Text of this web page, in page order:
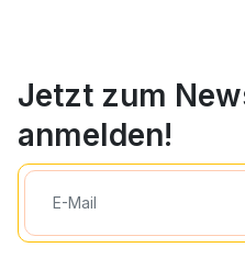
Jetzt zum
anmelden!